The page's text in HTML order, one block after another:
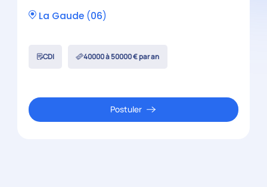
La Gaude(06)
CDI 40000 à 50000 € par an
Postuler